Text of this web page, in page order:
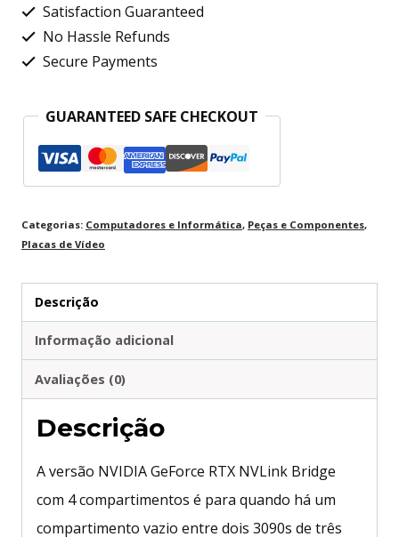
Bridge
4
compartimentos
gráficas
das
séries
3090
30
quantidade
Satisfaction Guaranteed
No Hassle Refunds
Secure Payments
GUARANTEED SAFE CHECKOUT
Categorias: Computadores e Informática, Peças e Componentes,
Placas de Vídeo
Descrição
Informação adicional
Avaliações (0)
Descrição
A versão NVIDIA GeForce RTX NVLink Bridge
com 4 compartimentos é para quando há um
compartimento vazio entre dois 3090s de três